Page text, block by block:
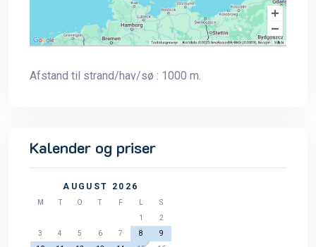
Afstand til strand/hav/sø : 1000 m.
Kalender og priser
AUGUST 2026
M O F L
S
1
2
3
4 5 6 7 8
9